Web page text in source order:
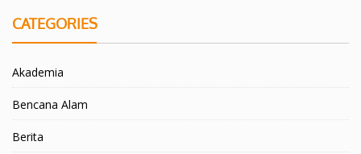
CATEGORIES
Akademia
Bencana Alam
Berita